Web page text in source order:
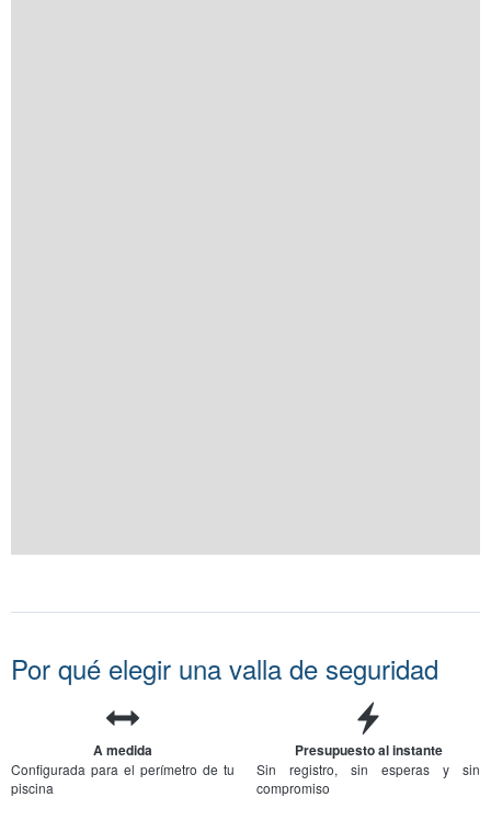
Por qué elegir una valla de seguridad
A medida
Configurada para el perímetro de tu
piscina
Presupuesto al instante
Sin registro, sin esperas y sin
compromiso